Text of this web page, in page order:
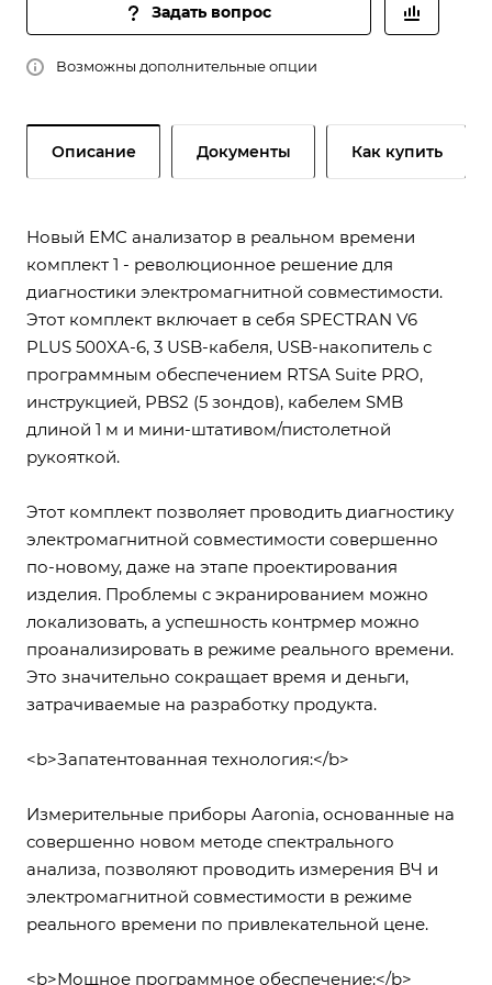
Задать вопрос
Возможны дополнительные опции
Описание Документы Как купить
Новый EMC анализатор в реальном времени
комплект 1 - революционное решение для
диагностики электромагнитной совместимости.
Этот комплект включает в себя SPECTRAN V6
PLUS 500XA-6, 3 USB-кабеля, USB-накопитель с
программным обеспечением RTSA Suite PRO,
инструкцией, PBS2 (5 зондов), кабелем SMB
длиной 1 м и мини-штативом/пистолетной
рукояткой.
Этот комплект позволяет проводить диагностику
электромагнитной совместимости совершенно
по-новому, даже на этапе проектирования
изделия. Проблемы с экранированием можно
локализовать, а успешность контрмер можно
проанализировать в режиме реального времени.
Это значительно сокращает время и деньги,
затрачиваемые на разработку продукта.
<b>Запатентованная технология:</b>
Измерительные приборы Aaronia, основанные на
совершенно новом методе спектрального
анализа, позволяют проводить измерения ВЧ и
электромагнитной совместимости в режиме
реального времени по привлекательной цене.
<b>Мощное программное обеспечение:</b>